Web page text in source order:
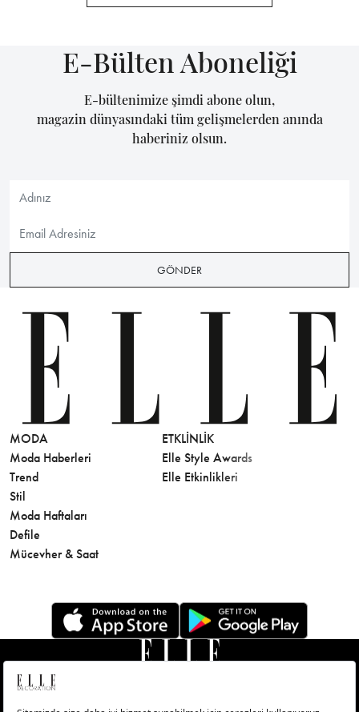
E-Bülten Aboneliği
E-bültenimize şimdi abone olun,
magazin dünyasındaki tüm gelişmelerden anında
haberiniz olsun.
GÖNDER
MODA
Moda Haberleri
Trend
Stil
Moda Haftaları
Defile
Mücevher & Saat
ETKLINLIK
Elle Style Awards
Elle Etkinlikleri